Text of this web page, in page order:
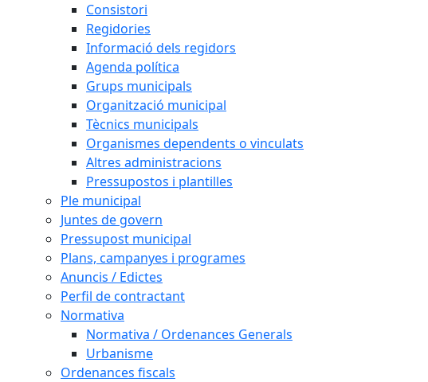
Consistori
Regidories
Informació dels regidors
Agenda política
Grups municipals
Organització municipal
Tècnics municipals
Organismes dependents o vinculats
Altres administracions
Pressupostos i plantilles
Ple municipal
Juntes de govern
Pressupost municipal
Plans, campanyes i programes
Anuncis / Edictes
Perfil de contractant
Normativa
Normativa / Ordenances Generals
Urbanisme
Ordenances fiscals